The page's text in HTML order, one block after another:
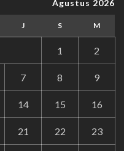
Agustus 2026
J S M
1 2
7 8 9
14 15 16
21 22 23